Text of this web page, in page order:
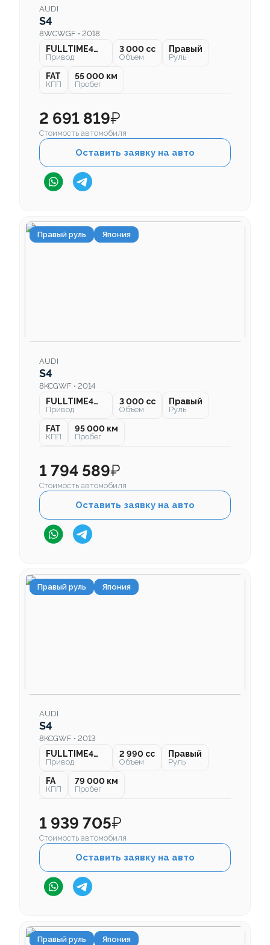
AUDI
S4
8WCWGF • 2018
FULLTIME4WD
Привод
3 000 cc
Объем
Правый
Руль
FAT
КПП
55 000 км
Пробег
2 691 819₽
Стоимость автомобиля
Оставить заявку на авто
Правый руль Япония
AUDI
S4
8KCGWF • 2014
FULLTIME4WD
Привод
3 000 cc
Объем
Правый
Руль
FAT
КПП
95 000 км
Пробег
1 794 589₽
Стоимость автомобиля
Оставить заявку на авто
Правый руль Япония
AUDI
S4
8KCGWF • 2013
FULLTIME4WD
Привод
2 990 cc
Объем
Правый
Руль
FA
КПП
79 000 км
Пробег
1 939 705₽
Стоимость автомобиля
Оставить заявку на авто
Правый руль Япония